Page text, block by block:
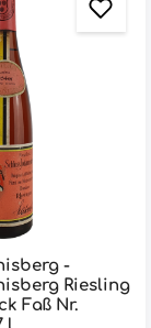
-
Riesling
Faß Nr.